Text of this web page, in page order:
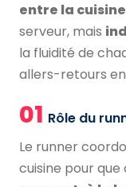
entre la
serveur, mais
la fluidité de
allers-retours
01 Rôle du
Le runner
cuisine pour